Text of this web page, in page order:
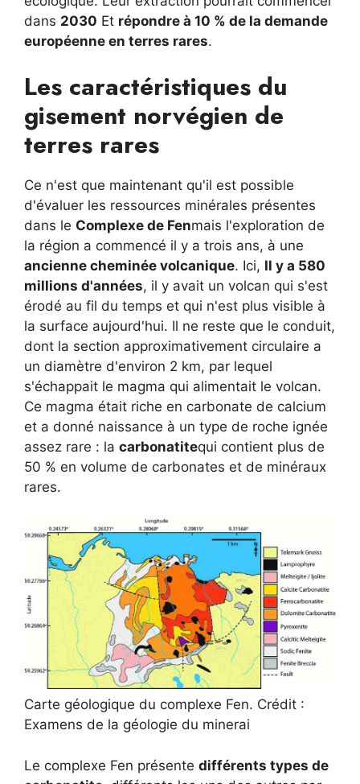
dans 2030 Et répondre à 10 % de la demande
européenne en terres rares.
Les caractéristiques du
gisement norvégien de
terres rares
Ce n'est que maintenant qu'il est possible
d'évaluer les ressources minérales présentes
dans le Complexe de Fenmais l'exploration de
la région a commencé il y a trois ans, à une
ancienne cheminée volcanique. Ici, Il y a 580
millions d'années, il y avait un volcan qui s'est
érodé au fil du temps et qui n'est plus visible à
la surface aujourd'hui. Il ne reste que le conduit,
dont la section approximativement circulaire a
un diamètre d'environ 2 km, par lequel
s'échappait le magma qui alimentait le volcan.
Ce magma était riche en carbonate de calcium
et a donné naissance à un type de roche ignée
assez rare : la carbonatitequi contient plus de
50 % en volume de carbonates et de minéraux
rares.
Carte géologique du complexe Fen. Crédit :
Examens de la géologie du minerai
Le complexe Fen présente différents types de